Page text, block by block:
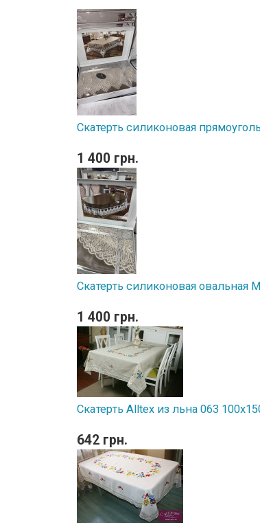
Скатерть силиконовая
1 400 грн.
Скатерть силиконовая овальная
1 400 грн.
Скатерть Alltex из льна 063
642 грн.